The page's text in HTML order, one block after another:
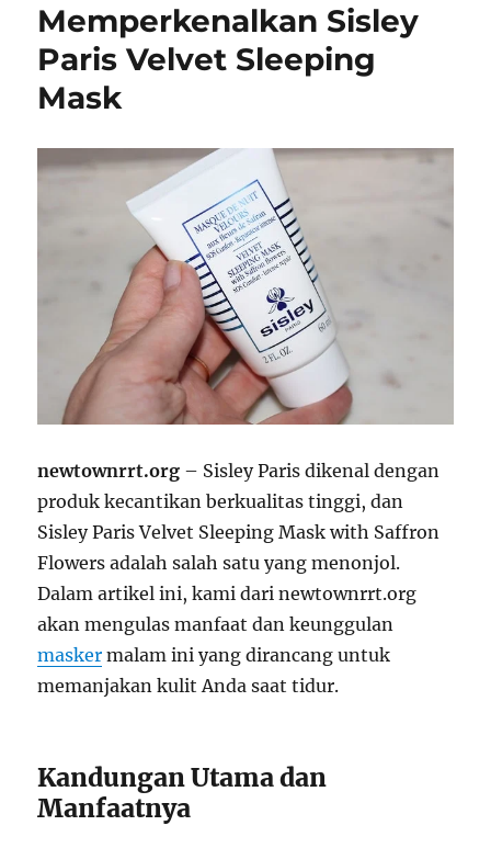
Memperkenalkan Sisley
Paris Velvet Sleeping
Mask
newtownrrt.org – Sisley Paris dikenal dengan
produk kecantikan berkualitas tinggi, dan
Sisley Paris Velvet Sleeping Mask with Saffron
Flowers adalah salah satu yang menonjol.
Dalam artikel ini, kami dari newtownrrt.org
akan mengulas manfaat dan keunggulan
masker malam ini yang dirancang untuk
memanjakan kulit Anda saat tidur.
Kandungan Utama dan
Manfaatnya